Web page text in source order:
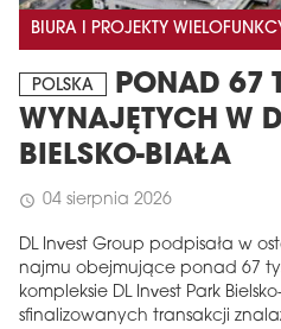
BIURA I PROJEKTY
POLSKA
PONAD 67
WYNAJĘTYCH W
BIELSKO-BIAŁA
schedule 04 sierpnia 2026
DL Invest Group podpisała w
najmu obejmujące ponad 67
kompleksie DL Invest Park
sfinalizowanych transakcji